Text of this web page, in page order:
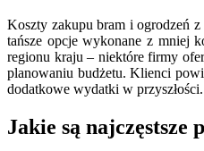
Koszty zakupu bram i ogrodzeń
tańsze opcje wykonane z mniej
regionu kraju – niektóre firmy
planowaniu budżetu. Klienci
dodatkowe wydatki w
Jakie są najczęstsze